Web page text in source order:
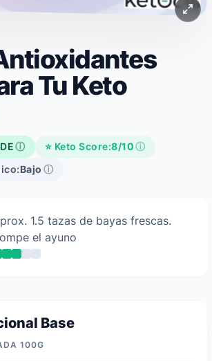
Tu Keto
ⓘ ⭐ Keto Score:8/10ⓘ
Bajo ⓘ
1.5 tazas de bayas frescas.
el ayuno
Base
100G